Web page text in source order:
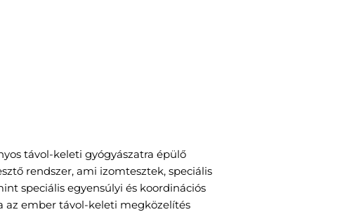
távol-keleti gyógyászatra épülő
rendszer, ami izomtesztek, speciális
speciális egyensúlyi és koordinációs
az ember távol-keleti megközelítés